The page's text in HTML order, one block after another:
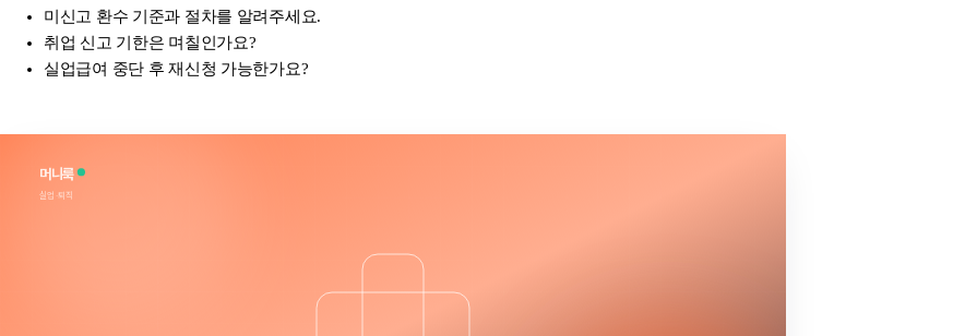
미신고 환수 기준과 절차를 알려주세요.
취업 신고 기한은 며칠인가요?
실업급여 중단 후 재신청 가능한가요?
머니룩
실업·퇴직